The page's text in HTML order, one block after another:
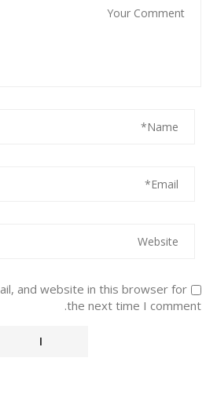
and website in this browser for
the next time I comment.